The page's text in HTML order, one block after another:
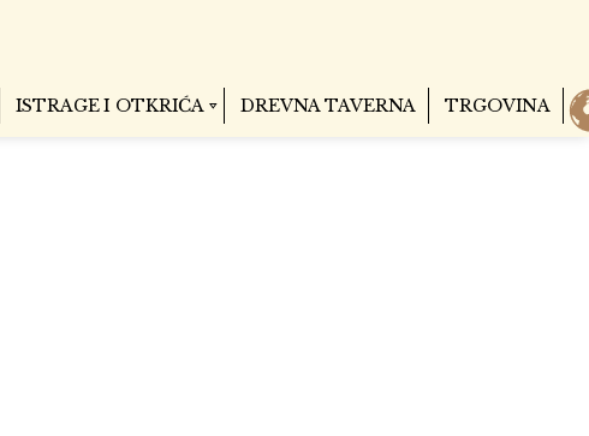
ISTRAGE I OTKRIĆA DREVNA TAVERNA TRGOVINA